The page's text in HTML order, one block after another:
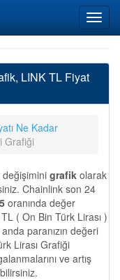
LINK TL Fiyat
Ne Kadar
Grafiği
grafik olarak
Chainlink son 24
oranında değer
( On Bin Türk Lirası )
paranızın değeri
Lirası Grafiği
ve artış